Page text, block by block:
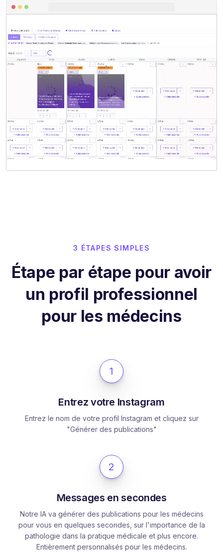
3 ÉTAPES SIMPLES
Étape par étape pour avoir
un profil professionnel
pour les médecins
1
Entrez votre Instagram
Entrez le nom de votre profil Instagram et cliquez sur
"Générer des publications"
2
Messages en secondes
Notre IA va générer des publications pour les médecins
pour vous en quelques secondes, sur l'importance de la
pathologie dans la pratique médicale et plus encore.
Entièrement personnalisés pour les médecins.